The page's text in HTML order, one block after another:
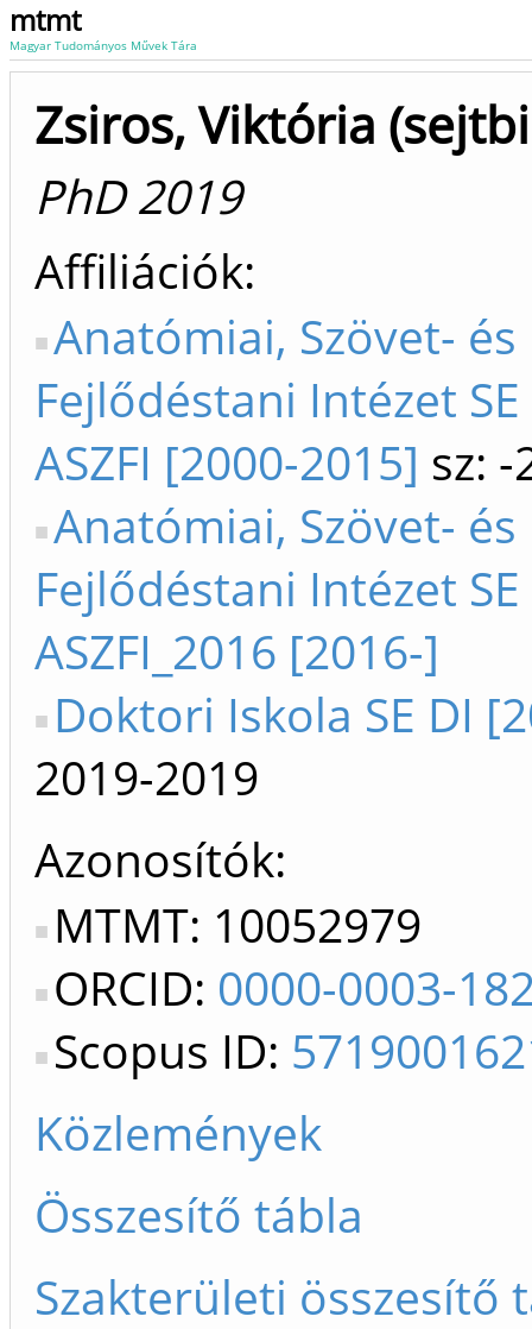
mtmt
Magyar Tudományos Művek Tára
Zsiros, Viktória
PhD 2019
Affiliációk
Anatómiai, Szövet- és
Fejlődéstani Intézet
ASZFI [2000-2015] sz:
Anatómiai, Szövet- és
Fejlődéstani Intézet
ASZFI_2016 [2016-]
Doktori Iskola SE DI
2019-2019
Azonosítók
MTMT: 10052979
ORCID: 0000-0003-
Scopus ID:
Közlemények
Összesítő tábla
Szakterületi összesítő